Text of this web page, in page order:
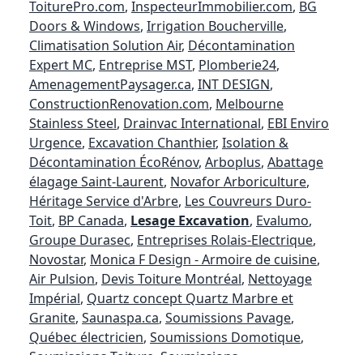
ToiturePro.com, InspecteurImmobilier.com, BG
Doors & Windows, Irrigation Boucherville,
Climatisation Solution Air, Décontamination
Expert MC, Entreprise MST, Plomberie24,
AmenagementPaysager.ca, INT DESIGN,
ConstructionRenovation.com, Melbourne
Stainless Steel, Drainvac International, EBI Enviro
Urgence, Excavation Chanthier, Isolation &
Décontamination ÉcoRénov, Arboplus, Abattage
élagage Saint-Laurent, Novafor Arboriculture,
Héritage Service d'Arbre, Les Couvreurs Duro-
Toit, BP Canada, Lesage Excavation, Evalumo,
Groupe Durasec, Entreprises Rolais-Electrique,
Novostar, Monica F Design - Armoire de cuisine,
Air Pulsion, Devis Toiture Montréal, Nettoyage
Impérial, Quartz concept Quartz Marbre et
Granite, Saunaspa.ca, Soumissions Pavage,
Québec électricien, Soumissions Domotique,